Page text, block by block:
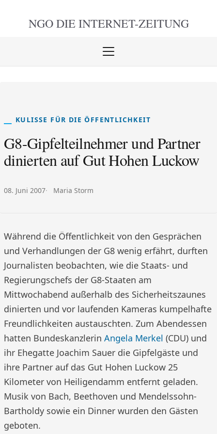
NGO DIE INTERNET-ZEITUNG
Menü
KULISSE FÜR DIE ÖFFENTLICHKEIT
G8-Gipfelteilnehmer und Partner
dinierten auf Gut Hohen Luckow
Veröffentlicht am:
08. Juni 2007 Autor:
Maria Storm
Während die Öffentlichkeit von den Gesprächen
und Verhandlungen der G8 wenig erfährt, durften
Journalisten beobachten, wie die Staats- und
Regierungschefs der G8-Staaten am
Mittwochabend außerhalb des Sicherheitszaunes
dinierten und vor laufenden Kameras kumpelhafte
Freundlichkeiten austauschten. Zum Abendessen
hatten Bundeskanzlerin Angela Merkel (CDU) und
ihr Ehegatte Joachim Sauer die Gipfelgäste und
ihre Partner auf das Gut Hohen Luckow 25
Kilometer von Heiligendamm entfernt geladen.
Musik von Bach, Beethoven und Mendelssohn-
Bartholdy sowie ein Dinner wurden den Gästen
geboten.